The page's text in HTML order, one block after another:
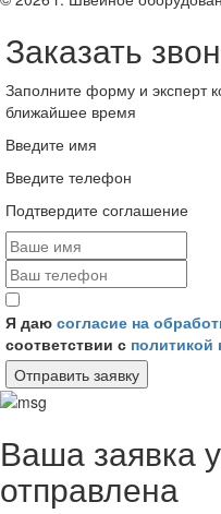
Заказать
Заполните форму и эксперт
ближайшее время
Введите имя
Введите телефон
Подтвердите соглашение
Я даю согласие на
соответствии с политикой
Отправить заявку
Ваша заявка
отправлена